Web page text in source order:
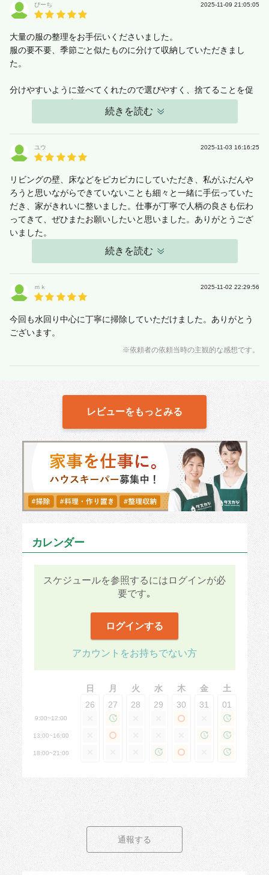
ぴーち 2025-11-09 21:05:05
大量の服の整理をお手伝いくださいました。
服の要不要、季節ごと似たものに分けて収納していただきまし
た。
分けやすいように並べてくれたので選びやすく、捨てることを促
すわけでもなく寄り添ってくれてとてもやりやすかったです。
クローゼットからはみ出していた服もスッキリしてお願いしてよ
お人柄もとても丁寧な方でまたお願いしたいです。
ありがとうございました！
続きを読む
ユウ 2025-11-03 16:16:25
リビングの壁、床などをピカピカにしていただき、私がふだんや
ろうと思いながらできていないことも細々と一緒に手伝っていた
だき、家がきれいに整いました。仕事が丁寧で人柄の良さも伝わ
ってきて、ぜひまたお願いしたいと思いました。ありがとうござ
いました。
続きを読む
ｍｋ 2025-11-02 22:29:56
今回も水回り中心に丁寧に掃除していただけました。ありがとう
ございます。
※依頼者の依頼当時の主観的な感想です。
レビューをもっとみる
カレンダー
スケジュールを参照するにはログインが必
要です｡
ログインする
アカウントをお持ちでない方
日 月 火 水 木 金 土
9:00~12:00
13:00~16:00
18:00~21:00
26 27 28 29 30 31 01
通報する